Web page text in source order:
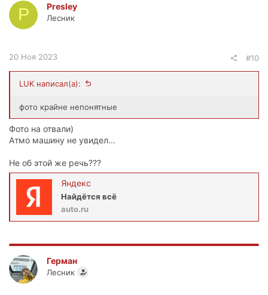
P Presley
Лесник
20 Ноя 2023 #10
LUK написал(а):
фото крайне непонятные
Фото на отвали)
Атмо машину не увидел...
Не об этой же речь???
Яндекс
Найдётся всё
auto.ru
Герман
Лесник